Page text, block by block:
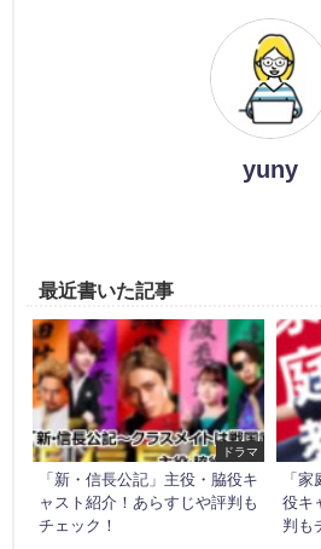
yuny
最近書いた記事
ドラマ
「新・信長公記」主役・脇役キ
ャスト紹介！あらすじや評判も
チェック！
「
役キ
判も